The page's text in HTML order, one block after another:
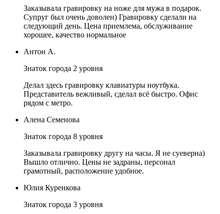
Заказывала гравировку на ноже для мужа в подарок.
Супруг был очень доволен) Гравировку сделали на
следующий день. Цена приемлема, обслуживание
хорошее, качество нормальное
Антон А.
Знаток города 2 уровня
Делал здесь гравировку клавиатуры ноутбука.
Представитель вежливый, сделал всё быстро. Офис
рядом с метро.
Алена Семенова
Знаток города 8 уровня
Заказывала гравировку другу на часы. Я не суеверна)
Вышло отлично. Цены не задраны, персонал
грамотный, расположение удобное.
Юлия Куренкова
Знаток города 3 уровня